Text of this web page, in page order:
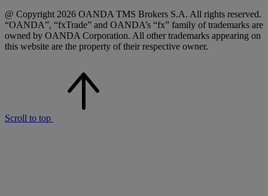
@ Copyright 2026 OANDA TMS Brokers S.A. All rights reserved.
“OANDA”, “fxTrade” and OANDA’s “fx” family of trademarks are
owned by OANDA Corporation. All other trademarks appearing on
this website are the property of their respective owner.
Scroll to top